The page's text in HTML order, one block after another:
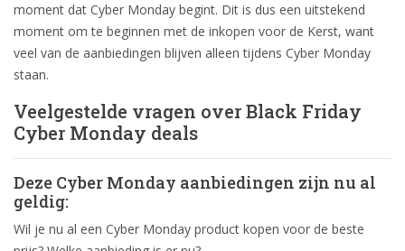
moment dat Cyber Monday begint. Dit is dus een uitstekend
moment om te beginnen met de inkopen voor de Kerst, want
veel van de aanbiedingen blijven alleen tijdens Cyber Monday
staan.
Veelgestelde vragen over Black Friday
Cyber Monday deals
Deze Cyber Monday aanbiedingen zijn nu al
geldig:
Wil je nu al een Cyber Monday product kopen voor de beste